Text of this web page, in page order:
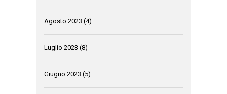
Agosto 2023 (4)
Luglio 2023 (8)
Giugno 2023 (5)